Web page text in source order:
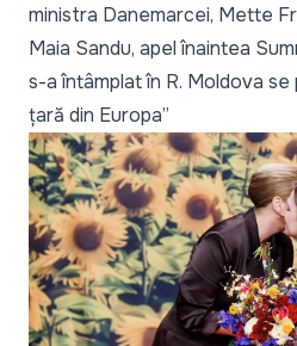
ministra Danemarcei, Mette
Maia Sandu, apel înaintea
s-a întâmplat în R. Moldova
țară din Europa”